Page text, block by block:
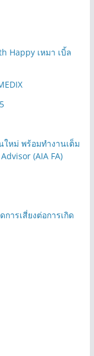
Happy เหมา เบิ้ล
ใหม่ พร้อมทำงานเต็ม
(AIA FA)
ารเสี่ยงต่อการเกิด